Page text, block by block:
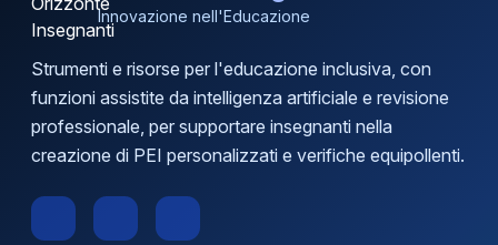
Innovazione nell'Educazione
Strumenti e risorse per l'educazione inclusiva, con
funzioni assistite da intelligenza artificiale e revisione
professionale, per supportare insegnanti nella
creazione di PEI personalizzati e verifiche equipollenti.